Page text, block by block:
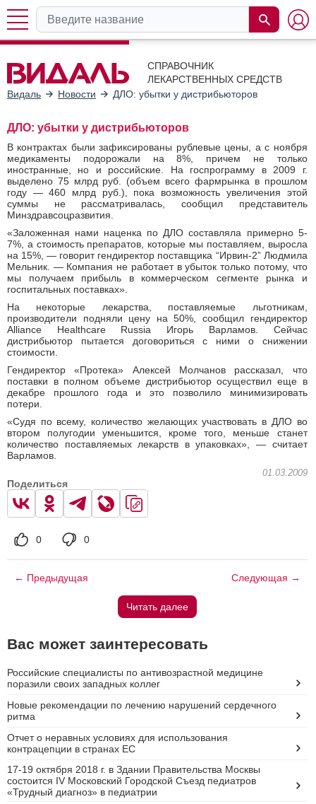
СПРАВОЧНИК
ЛЕКАРСТВЕННЫХ СРЕДСТВ
Видаль
Новости ДЛО: убытки у дистрибьюторов
ДЛО: убытки у дистрибьюторов
В контрактах были зафиксированы рублевые цены, а с ноября
медикаменты подорожали на 8%, причем не только
иностранные, но и российские. На госпрограмму в 2009 г.
выделено 75 млрд руб. (объем всего фармрынка в прошлом
году — 460 млрд руб.), пока возможность увеличения этой
суммы не рассматривалась, сообщил представитель
Минздравсоцразвития.
«Заложенная нами наценка по ДЛО составляла примерно 5-
7%, а стоимость препаратов, которые мы поставляем, выросла
на 15%, — говорит гендиректор поставщика “Ирвин-2” Людмила
Мельник. — Компания не работает в убыток только потому, что
мы получаем прибыль в коммерческом сегменте рынка и
госпитальных поставках».
На некоторые лекарства, поставляемые льготникам,
производители подняли цену на 50%, сообщил гендиректор
Alliance Healthcare Russia Игорь Варламов. Сейчас
дистрибьютор пытается договориться с ними о снижении
стоимости.
Гендиректор «Протека» Алексей Молчанов рассказал, что
поставки в полном объеме дистрибьютор осуществил еще в
декабре прошлого года и это позволило минимизировать
потери.
«Судя по всему, количество желающих участвовать в ДЛО во
втором полугодии уменьшится, кроме того, меньше станет
количество поставляемых лекарств в упаковках», — считает
Варламов.
01.03.2009
Поделиться
0 0
← Предыдущая Следующая →
Читать далее
Вас может заинтересовать
Российские специалисты по антивозрастной медицине
поразили своих западных коллег
Новые рекомендации по лечению нарушений сердечного
ритма
Отчет о неравных условиях для использования
контрацепции в странах ЕС
17-19 октября 2018 г. в Здании Правительства Москвы
состоится IV Московский Городской Съезд педиатров
«Трудный диагноз» в педиатрии